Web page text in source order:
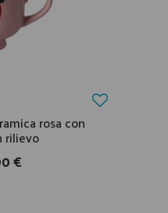
rosa con
rilievo
€